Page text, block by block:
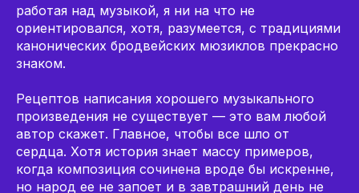
работая над музыкой, я ни на что не
ориентировался, хотя, разумеется, с традициями
канонических бродвейских мюзиклов прекрасно
знаком.
Рецептов написания хорошего музыкального
произведения не существует — это вам любой
автор скажет. Главное, чтобы все шло от
сердца. Хотя история знает массу примеров,
когда композиция сочинена вроде бы искренне,
но народ ее не запоет и в завтрашний день не